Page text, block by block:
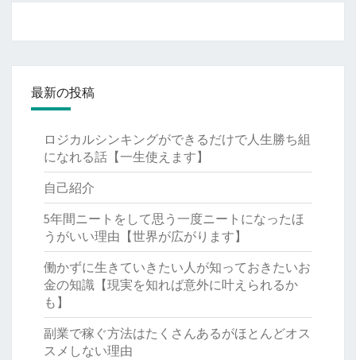
最新の投稿
ロジカルシンキングができるだけで人生勝ち組
になれる話【一生使えます】
自己紹介
5年間ニートをして思う一度ニートになったほ
うがいい理由【世界が広がります】
働かずに生きていきたい人が知っておきたいお
金の知識【現実を知れば意外に叶えられるか
も】
副業で稼ぐ方法はたくさんあるがほとんどオス
スメしない理由